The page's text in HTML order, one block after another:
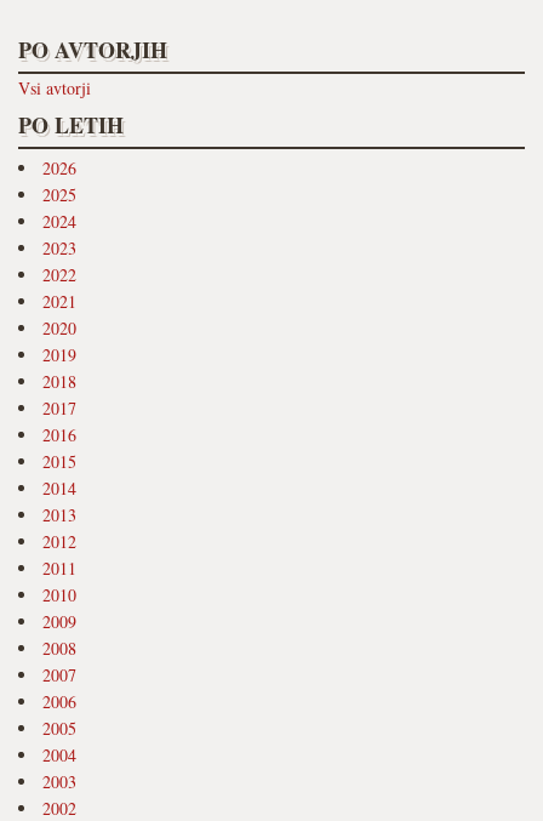
PO AVTORJIH
Vsi avtorji
PO LETIH
2026
2025
2024
2023
2022
2021
2020
2019
2018
2017
2016
2015
2014
2013
2012
2011
2010
2009
2008
2007
2006
2005
2004
2003
2002